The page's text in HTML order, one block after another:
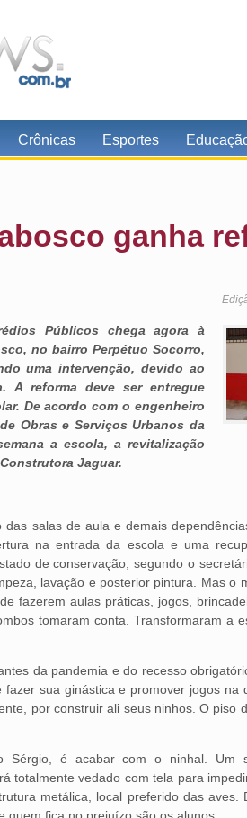
Crônicas Esportes
ganha
Públicos chega agora à
no bairro Perpétuo Socorro,
uma intervenção, devido ao
A reforma deve ser entregue
De acordo com o engenheiro
Obras e Serviços Urbanos da
a escola, a revitalização
Jaguar.
salas de aula e demais
na entrada da escola e uma
de conservação, segundo o
lavação e posterior pintura. Mas o
fazerem aulas práticas, jogos,
tomaram conta. Transformaram a
da pandemia e do recesso
sua ginástica e promover jogos na
por construir ali seus ninhos. O piso
Sérgio, é acabar com o ninhal. Um
totalmente vedado com tela para
metálica, local preferido das aves.